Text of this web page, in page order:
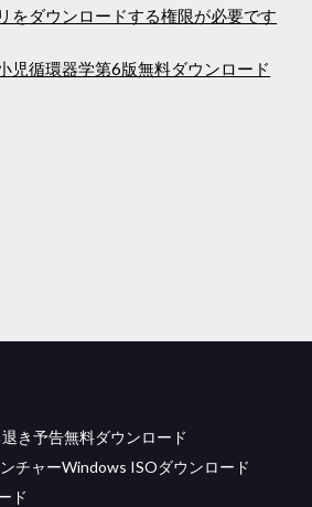
をダウンロードする権限が必要です
児循環器学第6版無料ダウンロード
き予告無料ダウンロード
チャーWindows ISOダウンロード
ド